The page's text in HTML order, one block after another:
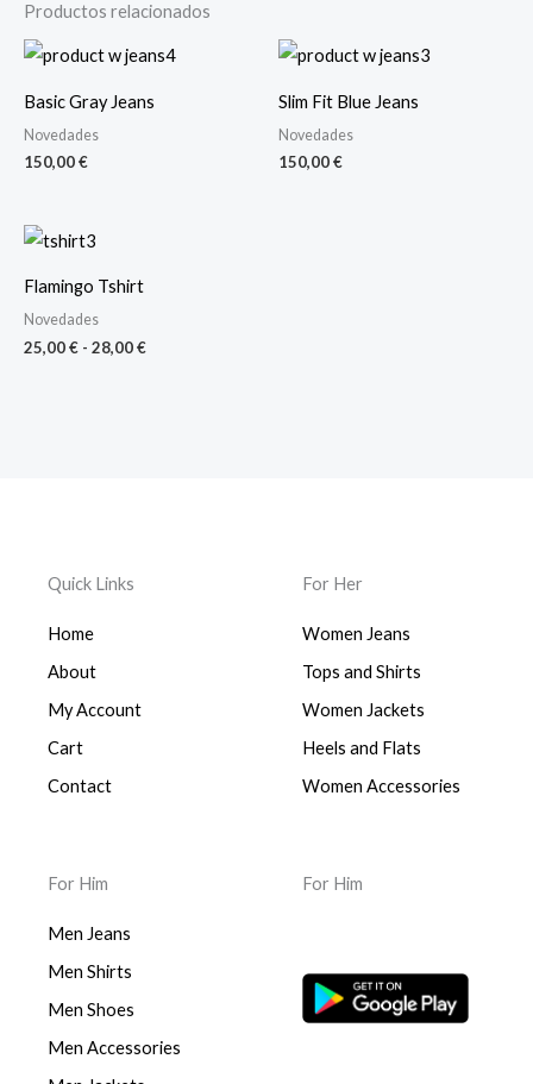
Productos relacionados
Basic Gray Jeans
Novedades
150,00€
Slim Fit Blue Jeans
Novedades
150,00€
Flamingo Tshirt
Novedades
25,00€ - 28,00€28,00 €
Quick Links
Home
About
My Account
Cart
Contact
For Her
Women Jeans
Tops and Shirts
Women Jackets
Heels and Flats
Women Accessories
For Him
Men Jeans
Men Shirts
Men Shoes
Men Accessories
For Him